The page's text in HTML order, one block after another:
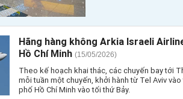
Hãng hàng không Arkia Israeli
Hồ Chí Minh (15/05/2026)
Theo kế hoạch khai thác, các chuyến bay tới
mỗi tuần một chuyến, khởi hành từ Tel Aviv
phố Hồ Chí Minh vào tối thứ Bảy.